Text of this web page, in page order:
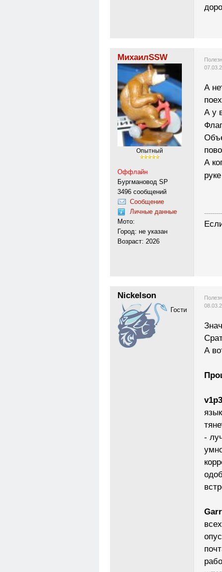
МихаилSSW
Опытный
Оффлайн
Бургмановод SP
3496 сообщений
Сообщение
Личные данные
Мото:
Город: не указан
Возраст: 2026
А
А у
А
Nickelson
Гости
А
-